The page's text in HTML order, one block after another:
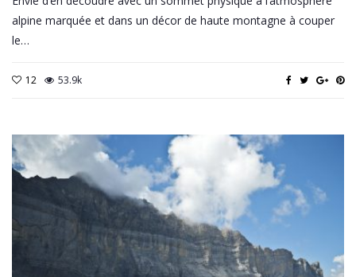
alpine marquée et dans un décor de haute montagne à couper
le…
12 53.9k